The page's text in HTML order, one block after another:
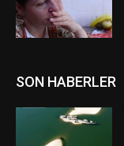
SON HABERLER